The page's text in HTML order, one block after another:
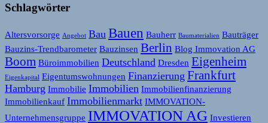
Schlagwörter
Altersvorsorge Angebot Bau Bauen Bauherr Baumaterialien Bauträger
Bauzins-Trendbarometer Bauzinsen Berlin Blog Immovation AG
Boom Büroimmobilien Deutschland Dresden Eigenheim
Eigenkapital Eigentumswohnungen Finanzierung Frankfurt
Hamburg Immobilie Immobilien Immobilienfinanzierung
Immobilienkauf Immobilienmarkt IMMOVATION-
Unternehmensgruppe IMMOVATION AG Investieren